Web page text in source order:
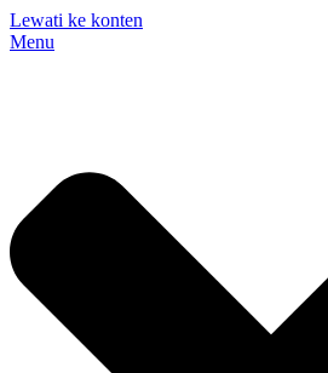
Lewati ke konten
Menu